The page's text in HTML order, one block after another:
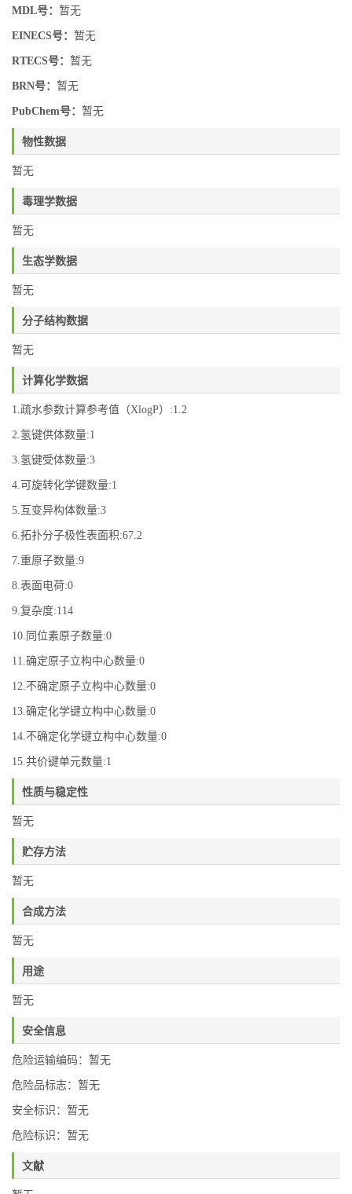
MDL号： 暂无
EINECS号： 暂无
RTECS号： 暂无
BRN号： 暂无
PubChem号： 暂无
物性数据
暂无
毒理学数据
暂无
生态学数据
暂无
分子结构数据
暂无
计算化学数据
1.疏水参数计算参考值（XlogP）:1.2
2.氢键供体数量:1
3.氢键受体数量:3
4.可旋转化学键数量:1
5.互变异构体数量:3
6.拓扑分子极性表面积:67.2
7.重原子数量:9
8.表面电荷:0
9.复杂度:114
10.同位素原子数量:0
11.确定原子立构中心数量:0
12.不确定原子立构中心数量:0
13.确定化学键立构中心数量:0
14.不确定化学键立构中心数量:0
15.共价键单元数量:1
性质与稳定性
暂无
贮存方法
暂无
合成方法
暂无
用途
暂无
安全信息
危险运输编码：暂无
危险品标志：暂无
安全标识：暂无
危险标识：暂无
文献